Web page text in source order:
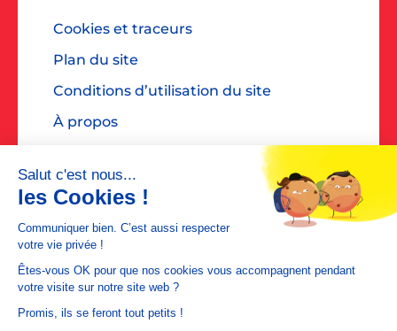
Cookies et traceurs
Plan du site
Conditions d’utilisation du site
À propos
Accessibilité : non conforme
Contact presse : diane@dialoguespr.fr